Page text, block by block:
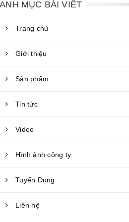
MỤC BÀI VIẾT
Trang chủ
Giới thiệu
Sản phẩm
Tin tức
Video
Hình ảnh công ty
Tuyển Dụng
Liên hệ